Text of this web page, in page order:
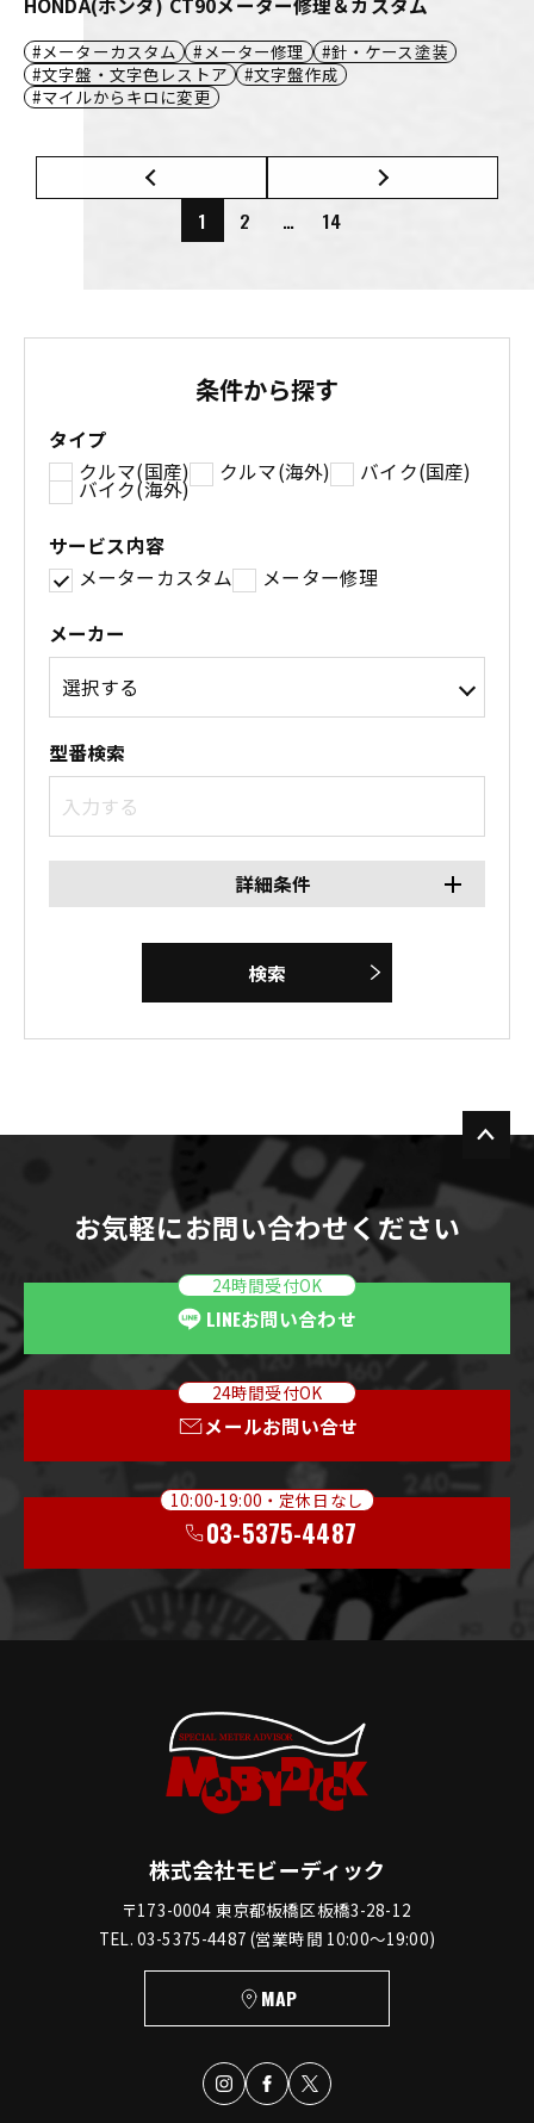
メーターカスタム メーター修理
針・ケース塗装
文字盤・文字色レストア
文字盤作成
マイルからキロに変更
1 2 … 14
条件から探す
タイプ
クルマ(国産)
クルマ(海外) バイク(国産)
バイク(海外)
サービス内容
メーターカスタム
メーター修理
メーカー
型番検索
詳細条件
検索
お気軽にお問い合わせください
24時間受付OK
LINEお問い合わせ
24時間受付OK
メールお問い合せ
10:00-19:00・定休日なし
03-5375-4487
株式会社モビーディック
〒173-0004 東京都板橋区板橋3-28-12
TEL. 03-5375-4487 (営業時間 10:00〜19:00)
MAP